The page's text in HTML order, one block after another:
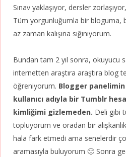
Sınav yaklaşıyor, dersler
Tüm yorgunluğumla bir bloguma,
az zaman kalışına sığınıyorum.
Bundan tam 2 yıl sonra, okuyucu
internetten araştıra araştıra blog
öğreniyorum. Blogger panelimin
kullanıcı adıyla bir Tumblr
kimliğimi gizlemeden. Deli gibi
topluyorum ve oradan bir
hala fark etmedi ama senelerdir
aramasıyla buluyorum 🙂 Sonra